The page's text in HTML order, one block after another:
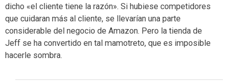
dicho «el cliente tiene la razón». Si hubiese competidores
que cuidaran más al cliente, se llevarían una parte
considerable del negocio de Amazon. Pero la tienda de
Jeff se ha convertido en tal mamotreto, que es imposible
hacerle sombra.